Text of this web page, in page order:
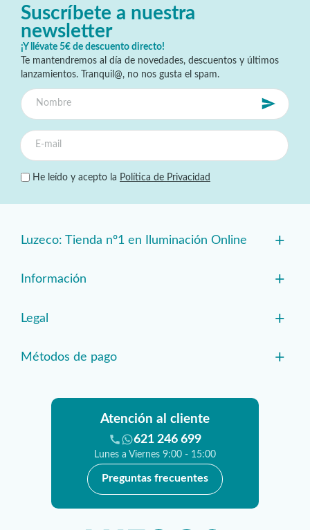
Suscríbete a nuestra
newsletter
¡Y llévate 5€ de descuento directo!
Te mantendremos al día de novedades, descuentos y últimos
lanzamientos. Tranquil@, no nos gusta el spam.
He leído y acepto la Política de Privacidad
Luzeco: Tienda nº1 en Iluminación Online +
Información +
Legal +
Métodos de pago +
Atención al cliente
621 246 699
Lunes a Viernes 9:00 - 15:00
Preguntas frecuentes